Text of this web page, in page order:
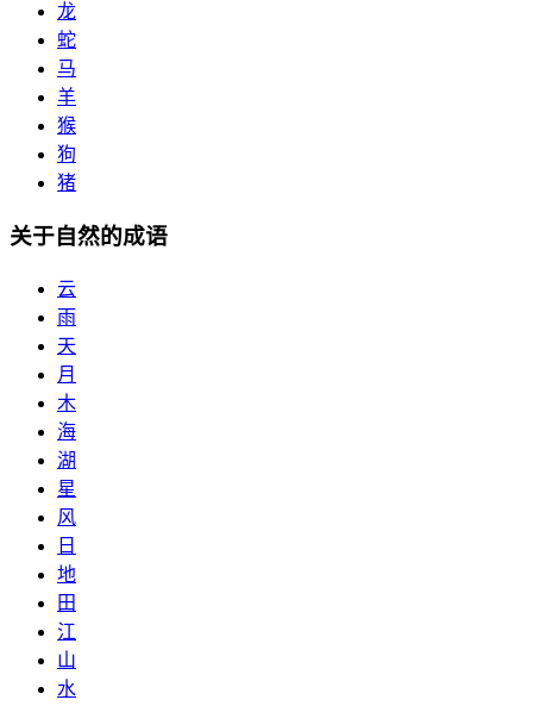
龙
蛇
马
羊
猴
狗
猪
关于自然的成语
云
雨
天
月
木
海
湖
星
风
日
地
田
江
山
水